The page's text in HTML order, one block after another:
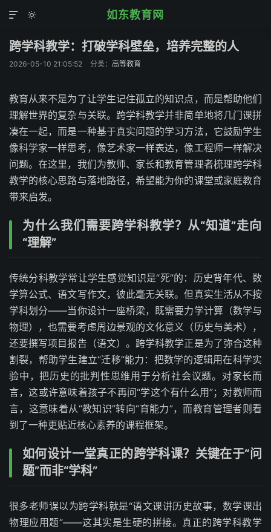
如东教育网


跨学科教学：打破学科壁垒，培养完整的人
2026-05-10 21:05:52 分类： 高等教育
教育从来不是为了让学生记住孤立的知识点，而是帮助他们
理解世界的复杂与关联。跨学科教学并非简单地将几门课拼
凑在一起，而是一种基于真实问题的学习方法，它鼓励学生
像科学家一样思考，像艺术家一样表达，像工程师一样解决
问题。在这里，我们为教师、家长和教育管理者梳理跨学科
教学的核心思路与落地路径，希望能为你的课堂或家庭教育
带来启发。
为什么我们需要跨学科教学？从“知道”走向
“理解”
传统分科教学常让学生感觉知识是“死”的：历史背年代、数
学算公式、语文写作文，彼此毫无关联。但真实生活从不按
学科划分——当你设计一座桥梁，既需要力学计算（数学与
物理），也需要考虑周边景观的文化意义（历史与美术），
还要撰写项目报告（语文）。跨学科教学正是为了弥合这种
割裂，帮助学生建立“迁移”能力：把数学的逻辑用在科学实
验中，把历史的批判性思维用于分析社会议题。对家长而
言，这或许意味着孩子不再问“学这个有什么用”；对教师而
言，这意味着从“教知识”转向“育能力”，而教育管理者则看
到了一种更贴近核心素养的课程框架。
如何设计一堂真正的跨学科课？关键在于“问
题”而非“学科”
很多老师误以为跨学科就是“语文课讲历史故事，数学课出
物理应用题”——这其实是生硬的拼接。真正的跨学科教学